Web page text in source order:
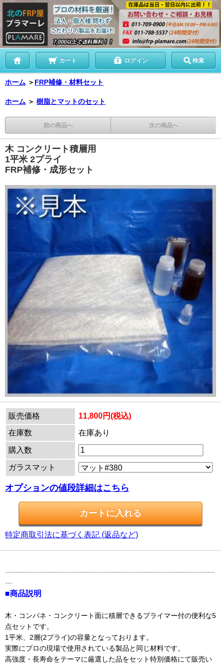
カート ログイン 検索
ホーム ＞ FRP補修・材料セット
ホーム ＞ 樹脂とマットのセット
前の商品へ 次の商品へ
木 コンクリート積層用
1平米 2プライ
FRP補修・成形セット
販売価格
11,800円(税込)
在庫数
在庫あり
購入数
ガラスマット
オプションの値段詳細はこちら
特定商取引法に基づく表記 (返品など)
-------------------------------------------------------------------------------------
---
■商品説明
木・コンパネ・コンクリート面に積層できるプライマー付の便利な5
点セットです。
1平米、2層(2プライ)の容量となっております。
実際にプロの現場で使用されている製品と同じ材料です。
高強度・長寿命をテーマに厳選した品をセット特別価格にて販売い